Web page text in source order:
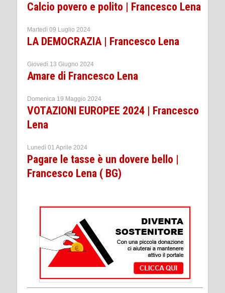
Calcio povero e polito | Francesco Lena
Martedì 09 Luglio 2024
LA DEMOCRAZIA | Francesco Lena
Giovedì 13 Giugno 2024
Amare di Francesco Lena
Domenica 19 Maggio 2024
VOTAZIONI EUROPEE 2024 | Francesco
Lena
Lunedì 01 Aprile 2024
Pagare le tasse è un dovere bello |
Francesco Lena ( BG)